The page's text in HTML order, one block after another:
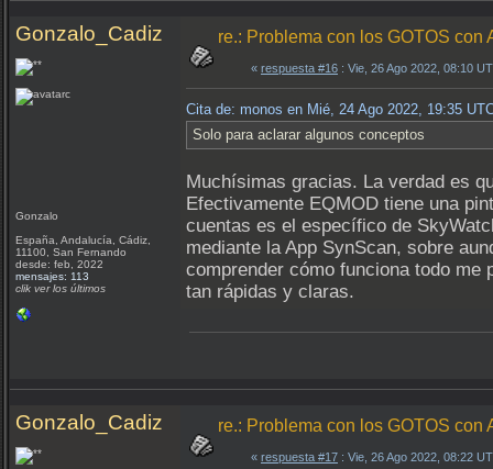
Gonzalo_Cadiz
Gonzalo
España, Andalucía, Cádiz,
11100, San Fernando
desde: feb, 2022
mensajes: 113
clik ver los últimos
re.: Problema con los GOTOS
« respuesta #16 : Vie, 26 Ago 2022, 08:10
Cita de: monos en Mié, 24 Ago 2022, 19:35
Solo para aclarar algunos conceptos
Muchísimas gracias. La verdad es
Efectivamente EQMOD tiene una
cuentas es el específico de
mediante la App SynScan, sobre
comprender cómo funciona todo
tan rápidas y claras.
Gonzalo_Cadiz re.: Problema con los GOTOS
« respuesta #17 : Vie, 26 Ago 2022, 08:22